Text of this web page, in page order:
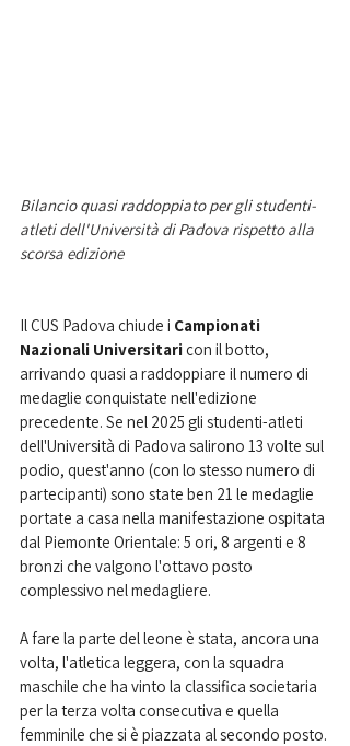
Bilancio quasi raddoppiato per gli studenti-
atleti dell'Università di Padova rispetto alla
scorsa edizione
Il CUS Padova chiude i Campionati
Nazionali Universitari con il botto,
arrivando quasi a raddoppiare il numero di
medaglie conquistate nell'edizione
precedente. Se nel 2025 gli studenti-atleti
dell'Università di Padova salirono 13 volte sul
podio, quest'anno (con lo stesso numero di
partecipanti) sono state ben 21 le medaglie
portate a casa nella manifestazione ospitata
dal Piemonte Orientale: 5 ori, 8 argenti e 8
bronzi che valgono l'ottavo posto
complessivo nel medagliere.
A fare la parte del leone è stata, ancora una
volta, l'atletica leggera, con la squadra
maschile che ha vinto la classifica societaria
per la terza volta consecutiva e quella
femminile che si è piazzata al secondo posto.